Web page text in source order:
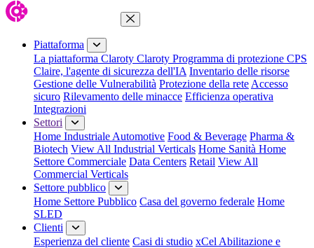
Chiudi menu
Piattaforma
La piattaforma Claroty Claroty Programma di protezione CPS
Claire, l'agente di sicurezza dell'IA Inventario delle risorse
Gestione delle Vulnerabilità Protezione della rete Accesso
sicuro Rilevamento delle minacce Efficienza operativa
Integrazioni
Settori
Home Industriale Automotive Food & Beverage Pharma &
Biotech View All Industrial Verticals Home Sanità Home
Settore Commerciale Data Centers Retail View All
Commercial Verticals
Settore pubblico
Home Settore Pubblico Casa del governo federale Home
SLED
Clienti
Esperienza del cliente Casi di studio xCel Abilitazione e